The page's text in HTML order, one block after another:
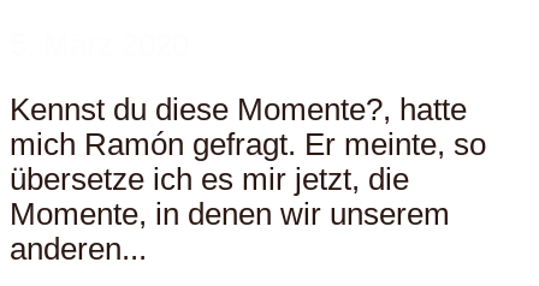
Kennst du diese Momente?, hatte
mich Ramón gefragt. Er meinte, so
übersetze ich es mir jetzt, die
Momente, in denen wir unserem
anderen...